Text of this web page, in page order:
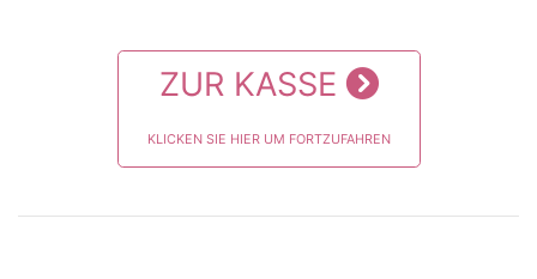
ZUR KASSE
KLICKEN SIE HIER UM FORTZUFAHREN